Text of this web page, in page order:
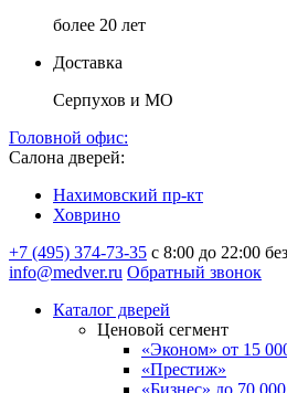
более 20 лет
Доставка
Серпухов и МО
Головной офис:
Салона дверей:
Нахимовский пр-кт
Ховрино
+7 (495) 374-73-35 с 8:00 до 22:00
info@medver.ru Обратный звонок
Каталог дверей
Ценовой сегмент
«Эконом» от 15
«Престиж»